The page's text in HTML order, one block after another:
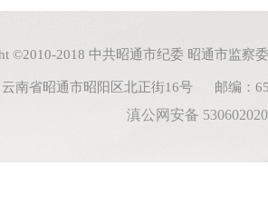
©2010-2018 中共昭通市纪委 昭通市监察
云南省昭通市昭阳区北正街16号 邮编：
滇公网安备